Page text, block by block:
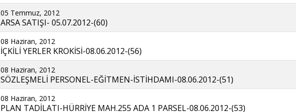
05 Temmuz, 2012
ARSA SATIŞI- 05.07.2012-(60)
08 Haziran, 2012
İÇKİLİ YERLER KROKİSİ-08.06.2012-(56)
08 Haziran, 2012
SÖZLEŞMELİ PERSONEL-EĞİTMEN-İSTİHDAMI-08.06.2012-(51)
08 Haziran, 2012
PLAN TADİLATI-HÜRRİYE MAH.255 ADA 1 PARSEL-08.06.2012-(53)